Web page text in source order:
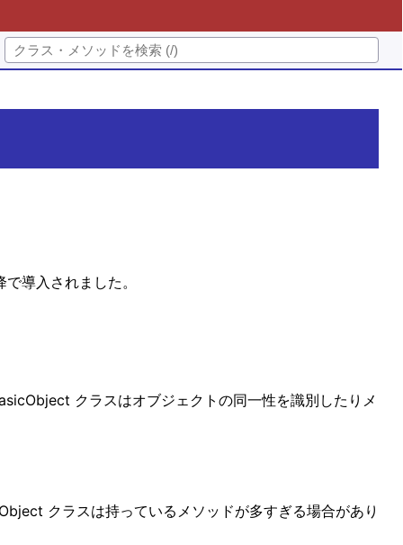
導入されました。
クラスはオブジェクトの同一性を識別したりメ
クラスは持っているメソッドが多すぎる場合があり